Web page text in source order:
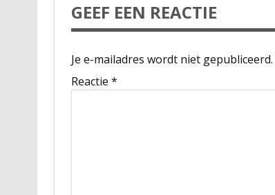
GEEF EEN REACTIE
Je e-mailadres wordt niet gepubliceerd.
Reactie *